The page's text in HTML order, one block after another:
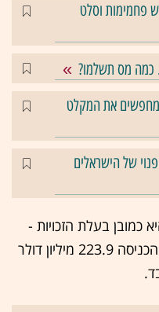
פחמימות וסלט
מחפשים את המקלט
של הישראלים
כמובן בעלת הזכויות -
רשת ABC. לפי "אדאייג'", הרשת הכניסה 223.9 מיליון דולר